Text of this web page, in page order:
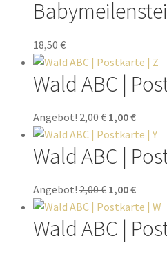
18,50 €
Wald ABC |
Angebot! 2,00€ 1,00€
Wald ABC |
Angebot! 2,00€ 1,00€
Wald ABC |